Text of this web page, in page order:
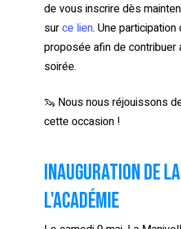
de vous inscrire dès
surce lien. Une
proposée afin de contribuer
soirée.
🦦 Nous nous réjouissons
cette occasion !
Inauguration de
l'Académie